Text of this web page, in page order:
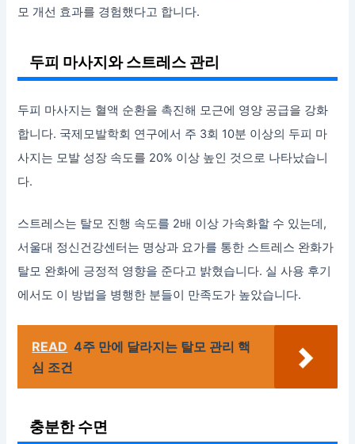
모 개선 효과를 경험했다고 합니다.
두피 마사지와 스트레스 관리
두피 마사지는 혈액 순환을 촉진해 모근에 영양 공급을 강화
합니다. 국제모발학회 연구에서 주 3회 10분 이상의 두피 마
사지는 모발 성장 속도를 20% 이상 높인 것으로 나타났습니
다.
스트레스는 탈모 진행 속도를 2배 이상 가속화할 수 있는데,
서울대 정신건강센터는 명상과 요가를 통한 스트레스 완화가
탈모 완화에 긍정적 영향을 준다고 밝혔습니다. 실 사용 후기
에서도 이 방법을 병행한 분들이 만족도가 높았습니다.
READ 4주 만에 달라지는 탈모 관리 핵
심 조건
충분한 수면